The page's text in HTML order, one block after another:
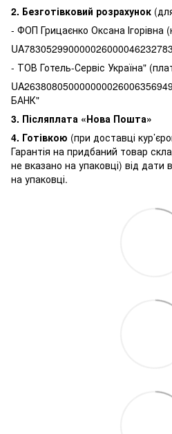
2. Безготівковий розрахунок
- ФОП Грицаєнко Оксана Ігорівна
- ТОВ Готель-Сервіс Україна"
БАНК"
3. Післяплата «Нова Пошта»
4. Готівкою (при доставці
Гарантія на придбаний товар
не вказано на упаковці) від
на упаковці.